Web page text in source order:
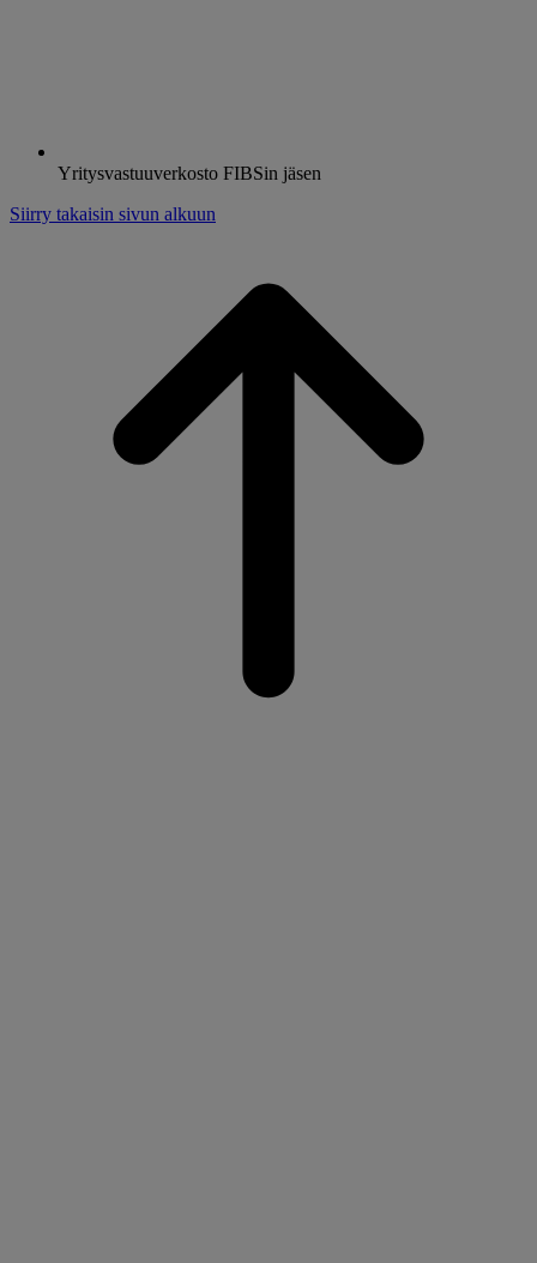
Yritysvastuuverkosto FIBSin jäsen
Siirry takaisin sivun alkuun